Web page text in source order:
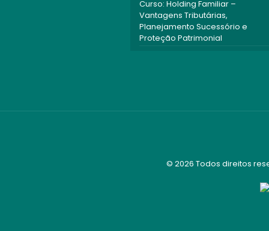
Curso: Holding Familiar –
Vantagens Tributárias,
Planejamento Sucessório e
Proteção Patrimonial
© 2026 Todos direitos